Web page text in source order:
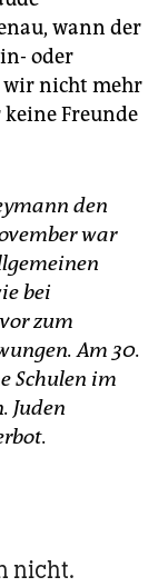
wann der
oder
wir nicht mehr
keine Freunde
den
war
bei
zum
Am 30.
Schulen im
Juden
nicht.